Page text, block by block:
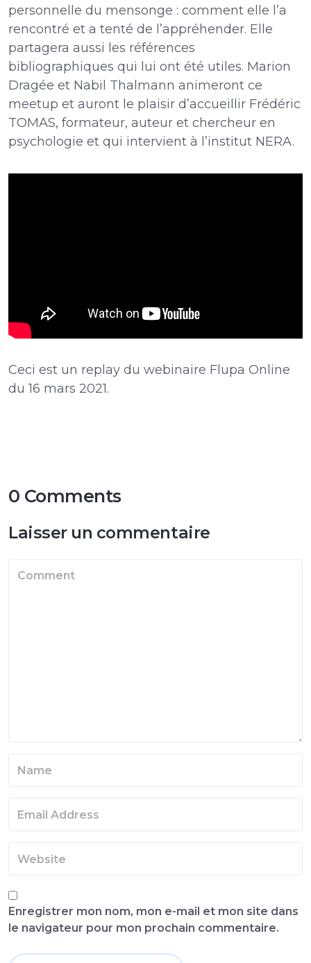
personnelle du mensonge : comment elle l’a
rencontré et a tenté de l’appréhender. Elle
partagera aussi les références
bibliographiques qui lui ont été utiles. Marion
Dragée et Nabil Thalmann animeront ce
meetup et auront le plaisir d’accueillir Frédéric
TOMAS, formateur, auteur et chercheur en
psychologie et qui intervient à l’institut NERA.
Ceci est un replay du webinaire Flupa Online
du 16 mars 2021.
0 Comments
Laisser un commentaire
Enregistrer mon nom, mon e-mail et mon site dans
le navigateur pour mon prochain commentaire.